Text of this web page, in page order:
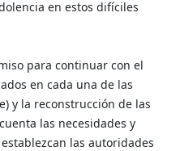
en estos difíciles
para continuar con el
en cada una de las
y la reconstrucción de las
las necesidades y
las autoridades